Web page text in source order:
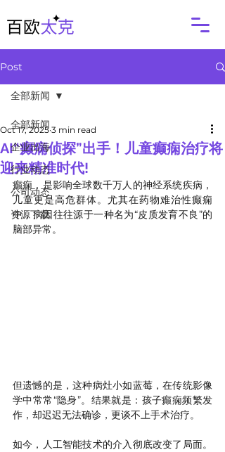
Post
全部新闻
企业出海
行业动态
公司动态
资源下载
全部新闻
AI“癫痫侦探”出手！儿童癫痫治疗将
迎来精准时代!
Oct 17, 2025 3 min read
癫痫，是影响全球数千万人的神经系统疾病，
儿童更是高危群体。尤其在药物难治性癫痫
中，病因往往源于一种名为“皮质发育不良”的
脑部异常。
但遗憾的是，这种病灶小如蓝莓，在传统影像
学中常常“隐身”。结果就是：孩子癫痫频繁发
作，却迟迟无法确诊，更谈不上手术治疗。
如今，人工智能技术的介入彻底改变了局面。